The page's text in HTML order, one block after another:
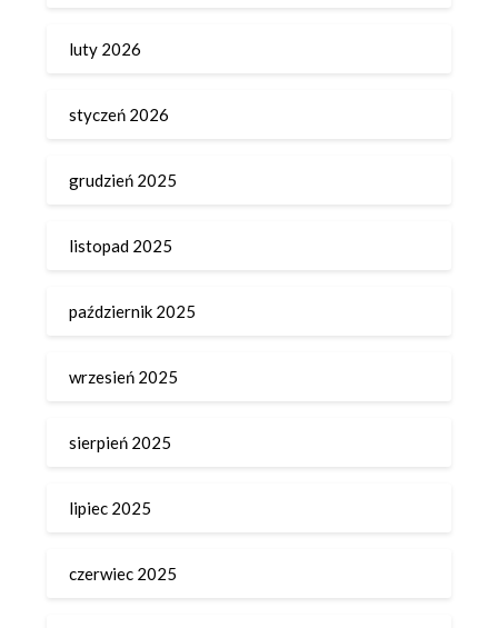
luty 2026
styczeń 2026
grudzień 2025
listopad 2025
październik 2025
wrzesień 2025
sierpień 2025
lipiec 2025
czerwiec 2025